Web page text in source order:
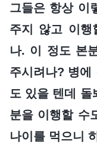
그들은 항상 이
주지 않고 이행
나. 이 정도 본
주시려나? 병에
도 있을 텐데 돌
분을 이행할 수
나이를 먹으니